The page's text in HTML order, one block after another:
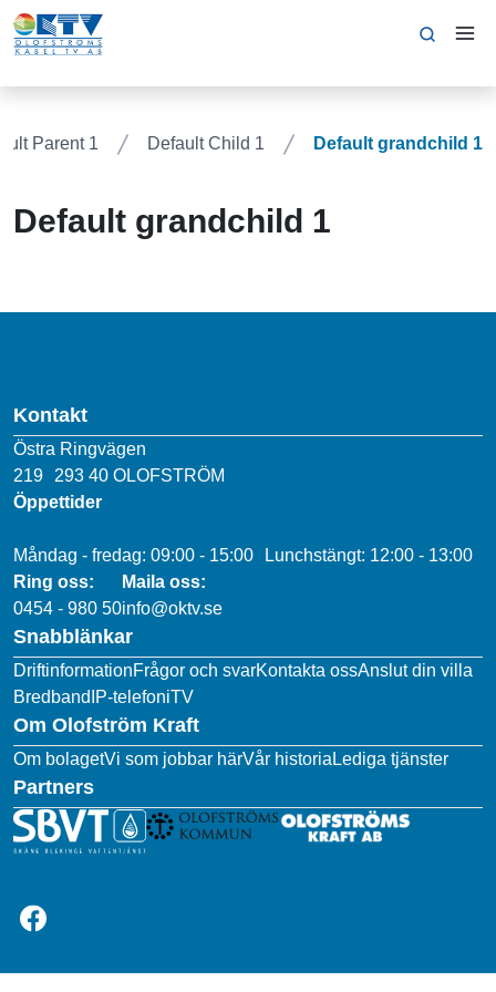
Parent 1 Default Child 1 Default grandchild 1
Default grandchild 1
Kontakt
Östra Ringvägen
219 293 40 OLOFSTRÖM
Öppettider
Måndag - fredag: 09:00 - 15:00 Lunchstängt: 12:00 - 13:00
Ring oss:
0454 - 980 50
Maila oss:
info@oktv.se
Snabblänkar
DriftinformationFrågor och svarKontakta ossAnslut din villa
Bredband IP-telefoniTV
Om Olofström Kraft
Om bolagetVi som jobbar härVår historia Lediga tjänster
Partners